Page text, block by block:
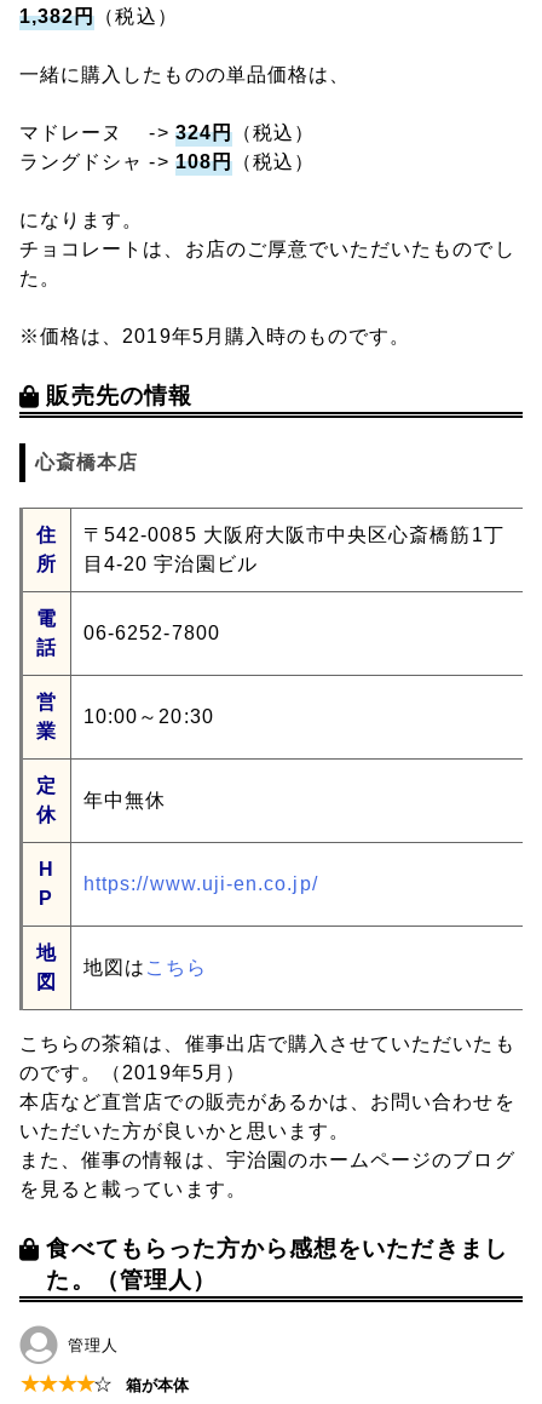
1,382円 （税込）
一緒に購入したものの単品価格は、
マドレーヌ -> 324円（税込）
ラングドシャ -> 108円（税込）
になります。
チョコレートは、お店のご厚意でいただいたものでし
た。
※価格は、2019年5月購入時のものです。
販売先の情報
心斎橋本店
住
所
〒542-0085 大阪府大阪市中央区心斎橋筋1丁
目4-20 宇治園ビル
電
話
06-6252-7800
営
業
10:00～20:30
定
休
年中無休
H
P
https://www.uji-en.co.jp/
地
図
地図は こちら
こちらの茶箱は、催事出店で購入させていただいたも
のです。（2019年5月）
本店など直営店での販売があるかは、お問い合わせを
いただいた方が良いかと思います。
また、催事の情報は、宇治園のホームページのブログ
を見ると載っています。
食べてもらった方から感想をいただきまし
た。（管理人）
管理人
★★★★☆ 箱が本体